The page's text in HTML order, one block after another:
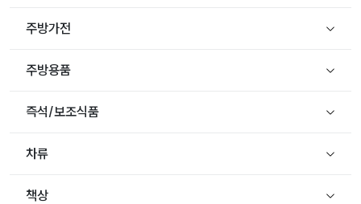
주방가전
주방용품
즉석/보조식품
차류
책상